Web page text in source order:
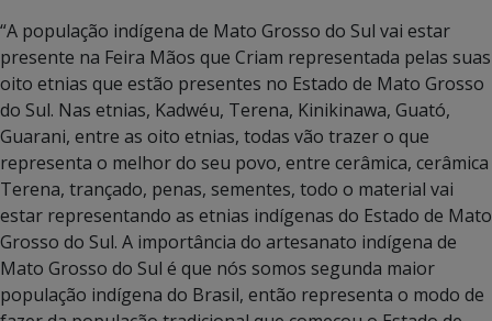
“A população indígena de Mato Grosso do Sul vai estar
presente na Feira Mãos que Criam representada pelas suas
oito etnias que estão presentes no Estado de Mato Grosso
do Sul. Nas etnias, Kadwéu, Terena, Kinikinawa, Guató,
Guarani, entre as oito etnias, todas vão trazer o que
representa o melhor do seu povo, entre cerâmica, cerâmica
Terena, trançado, penas, sementes, todo o material vai
estar representando as etnias indígenas do Estado de Mato
Grosso do Sul. A importância do artesanato indígena de
Mato Grosso do Sul é que nós somos segunda maior
população indígena do Brasil, então representa o modo de